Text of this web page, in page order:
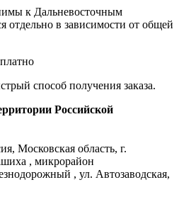
к Дальневосточным
отдельно в зависимости от общей
способ получения заказа.
Российской
Московская область, г.
, микрорайон
, ул. Автозаводская,